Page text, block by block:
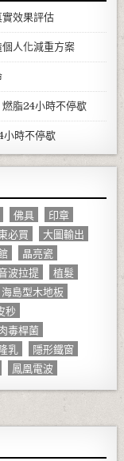
效果評估
人化減重方案
脂24小時不停歇
小時不停歇
佛具
印章
必買
大圖輸出
晶亮瓷
波拉提
植髮
海島型木地板
秒
毒桿菌
乳
隱形鐵窗
鳳凰電波